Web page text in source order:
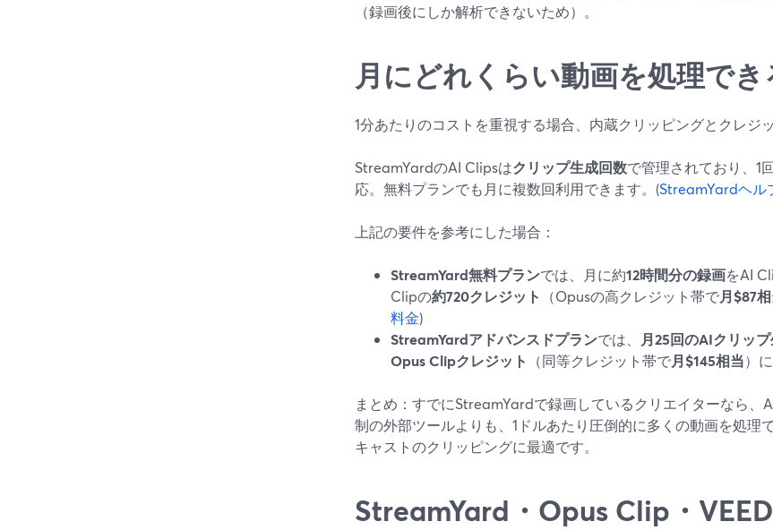
（録画後にしか解析できないため）。
月にどれくらい動画を処理でき
1分あたりのコストを重視する場合、内蔵クリッピングとクレジ
StreamYardのAI Clipsはクリップ生成回数で管理されており、1
応。無料プランでも月に複数回利用できます。(StreamYardヘル
上記の要件を参考にした場合：
StreamYard無料プランでは、月に約12時間分の録画をAI
Clipの約720クレジット （Opusの高クレジット帯で月$87
料金)
StreamYardアドバンスドプランでは、 月25回のAIクリッ
Opus Clipクレジット
（同等クレジット帯で月$145相当）
まとめ：すでにStreamYardで録画しているクリエイターなら、
制の外部ツールよりも、1ドルあたり圧倒的に多くの動画を処理
キャストのクリッピングに最適です。
StreamYard・Opus Clip・